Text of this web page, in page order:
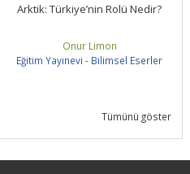
Arktik: Türkiye’nin Rolü Nedir?
Onur Limon
Eğitim Yayınevi - Bilimsel Eserler
Tümünü göster